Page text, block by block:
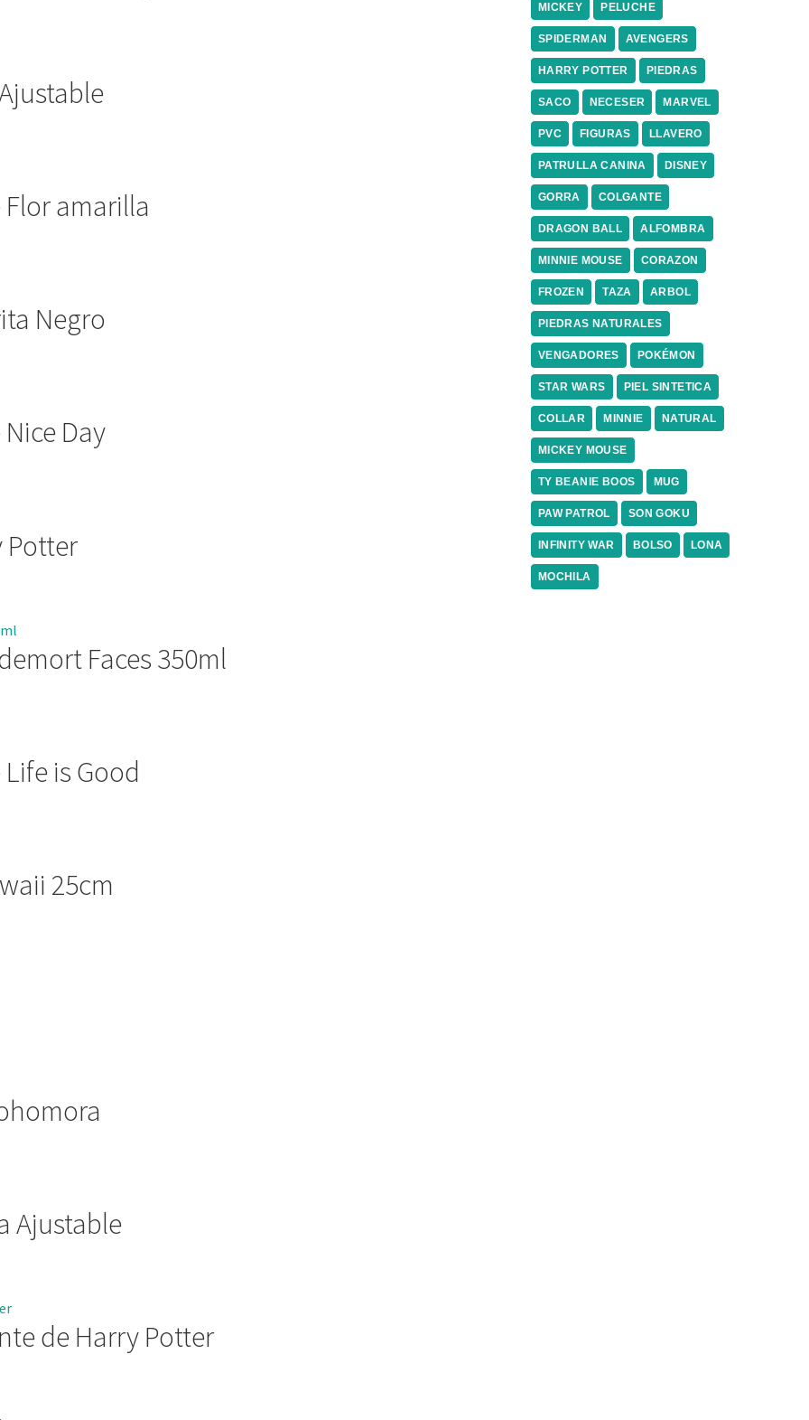
amarilla
Negro
Day
Potter
Faces 350ml
is Good
25cm
Ajustable
de Harry Potter
MICKEY PELUCHE
SPIDERMAN AVENGERS
HARRY POTTER PIEDRAS
SACO NECESER MARVEL
PVC FIGURAS LLAVERO
PATRULLA CANINA DISNEY
GORRA COLGANTE
DRAGON BALL ALFOMBRA
MINNIE MOUSE CORAZON
FROZEN TAZA ARBOL
PIEDRAS NATURALES
VENGADORES POKÉMON
STAR WARS PIEL SINTETICA
COLLAR MINNIE NATURAL
MICKEY MOUSE
TY BEANIE BOOS MUG
PAW PATROL SON GOKU
INFINITY WAR BOLSO LONA
MOCHILA